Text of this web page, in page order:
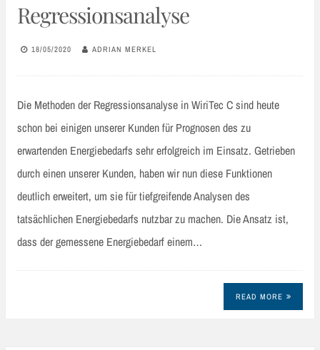
Regressionsanalyse
18/05/2020 ADRIAN MERKEL
Die Methoden der Regressionsanalyse in WiriTec C sind heute
schon bei einigen unserer Kunden für Prognosen des zu
erwartenden Energiebedarfs sehr erfolgreich im Einsatz. Getrieben
durch einen unserer Kunden, haben wir nun diese Funktionen
deutlich erweitert, um sie für tiefgreifende Analysen des
tatsächlichen Energiebedarfs nutzbar zu machen. Die Ansatz ist,
dass der gemessene Energiebedarf einem…
READ MORE